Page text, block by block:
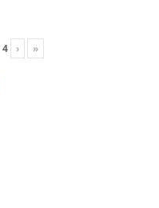
4 › »